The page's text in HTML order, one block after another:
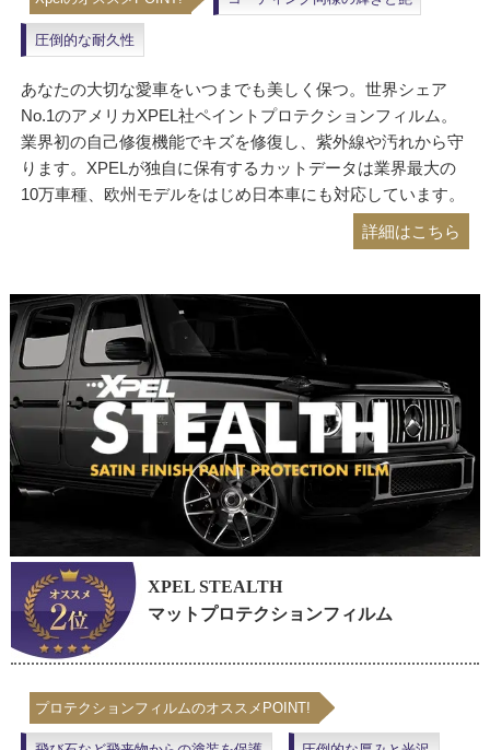
圧倒的な耐久性
あなたの大切な愛車をいつまでも美しく保つ。世界シェア
No.1のアメリカXPEL社ペイントプロテクションフィルム。
業界初の自己修復機能でキズを修復し、紫外線や汚れから守
ります。XPELが独自に保有するカットデータは業界最大の
10万車種、欧州モデルをはじめ日本車にも対応しています。
詳細はこちら
XPEL STEALTH
マットプロテクションフィルム
プロテクションフィルムのオススメPOINT!